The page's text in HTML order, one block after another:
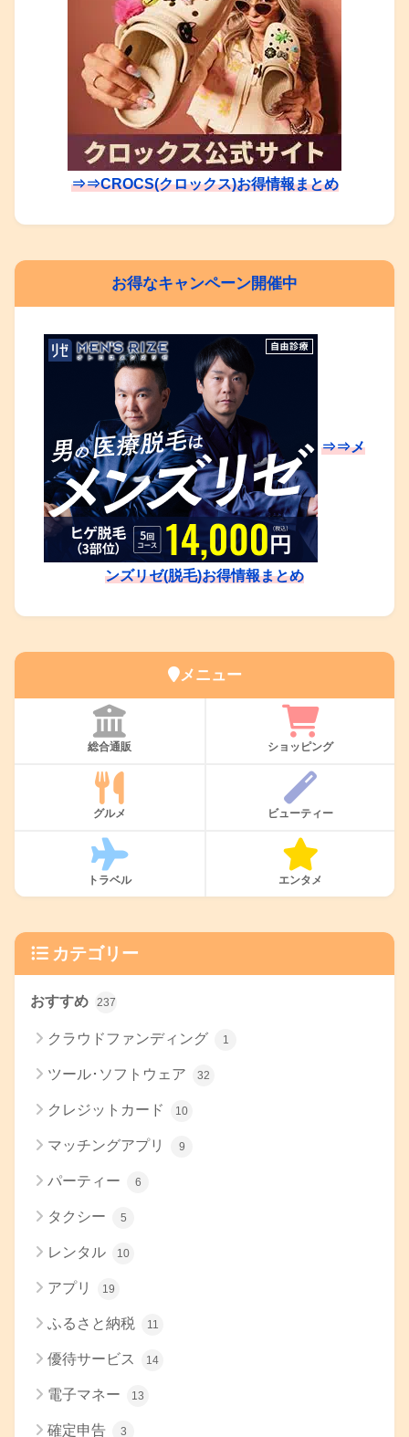
⇒⇒CROCS(クロックス)お得情報まとめ
お得なキャンペーン開催中
⇒⇒メ
ンズリゼ(脱毛)お得情報まとめ
メニュー
総合通販 ショッピング
グルメ ビューティー
トラベル エンタメ
カテゴリー
おすすめ 237
クラウドファンディング 1
ツール･ソフトウェア 32
クレジットカード 10
マッチングアプリ 9
パーティー 6
タクシー 5
レンタル 10
アプリ 19
ふるさと納税 11
優待サービス 14
電子マネー 13
確定申告 3